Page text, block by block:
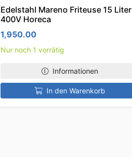
Edelstahl Mareno Friteuse 15 Liter
400V Horeca
1,950.00
Nur noch 1 vorrätig
Informationen
In den Warenkorb